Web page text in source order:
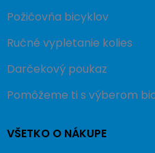
Požičovňa bicyklov
Ručné vypletanie kolies
Darčekový poukaz
Pomôžeme ti s výberom
VŠETKO O NÁKUPE